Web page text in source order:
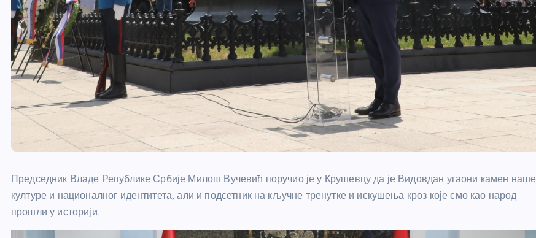
Председник Владе Републике Србије Милош Вучевић поручио је у Крушевцу да је Видовдан угаони камен наше
културе и националног идентитета, али и подсетник на кључне тренутке и искушења кроз које смо као народ
прошли у историји.